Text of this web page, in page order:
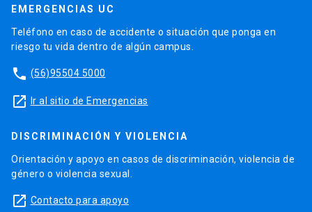
EMERGENCIAS UC
Teléfono en caso de accidente o situación que ponga en
riesgo tu vida dentro de algún campus.
phone (56)95504 5000
launch Ir al sitio de Emergencias
DISCRIMINACIÓN Y VIOLENCIA
Orientación y apoyo en casos de discriminación, violencia de
género o violencia sexual.
launch Contacto para apoyo